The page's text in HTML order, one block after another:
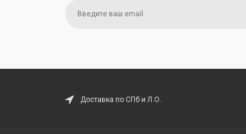
Доставка по СПб и Л.О.